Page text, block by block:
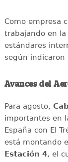
Como empresa
trabajando en
estándares
según indicaron
Avances del
Para agosto,
importantes en
España con El
está montando
Estación 4, el